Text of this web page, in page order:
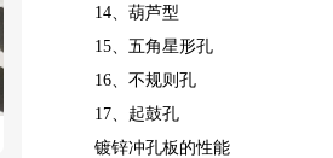
14、葫芦型
15、五角星形孔
16、不规则孔
17、起鼓孔
镀锌冲孔板的性能